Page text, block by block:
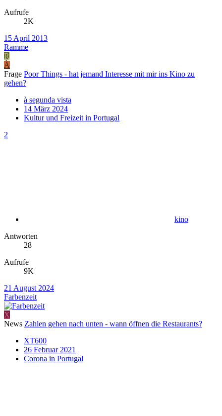
Aufrufe
2K
15 April 2013
Ramme
R
À
Frage Poor Things - hat jemand Interesse mit mir ins Kino zu
gehen?
à segunda vista
14 März 2024
Kultur und Freizeit in Portugal
2
kino
Antworten
28
Aufrufe
9K
21 August 2024
Farbenzeit
X
News Zahlen gehen nach unten - wann öffnen die Restaurants?
XT600
26 Februar 2021
Corona in Portugal